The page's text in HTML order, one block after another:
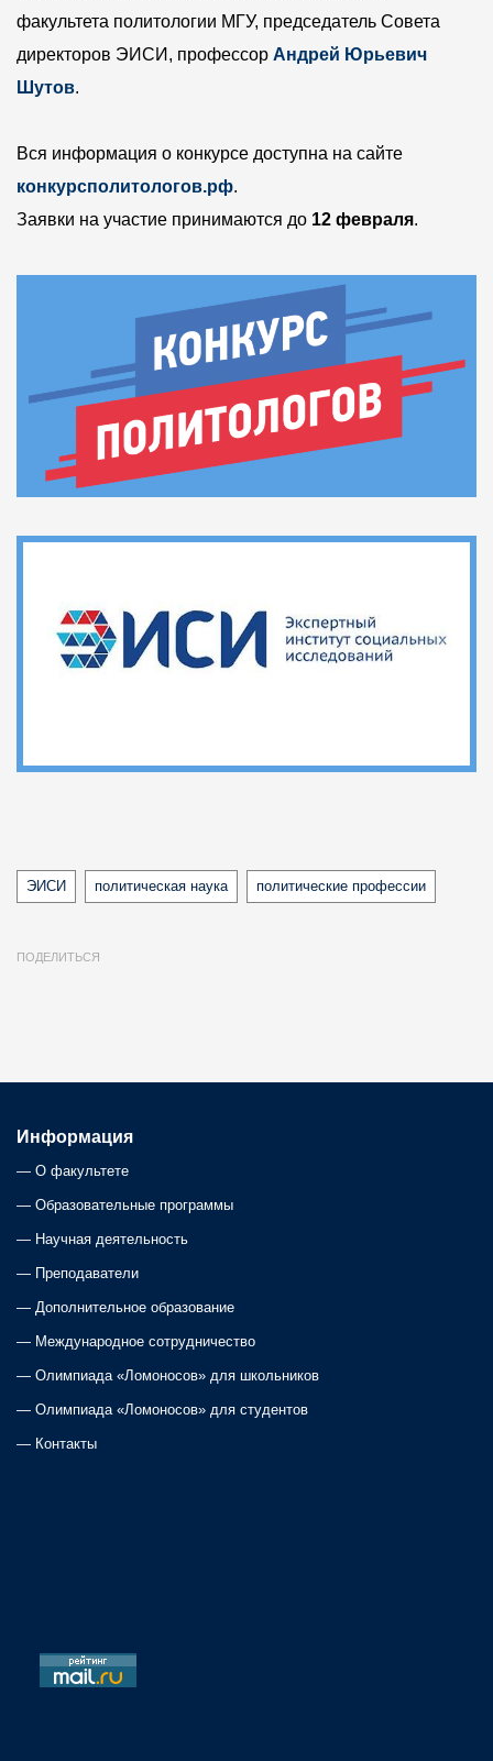
факультета политологии МГУ, председатель Совета
директоров ЭИСИ, профессор Андрей Юрьевич
Шутов.
Вся информация о конкурсе доступна на сайте
конкурсполитологов.рф.
Заявки на участие принимаются до 12 февраля.
Tags
ЭИСИ политическая наука политические профессии
ПОДЕЛИТЬСЯ
Информация
— О факультете
— Образовательные программы
— Научная деятельность
— Преподаватели
— Дополнительное образование
— Международное сотрудничество
— Олимпиада «Ломоносов» для школьников
— Олимпиада «Ломоносов» для студентов
— Контакты